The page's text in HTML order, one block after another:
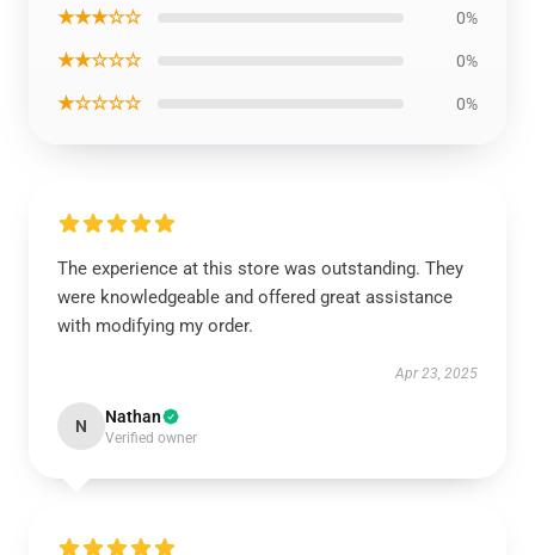
★★★☆☆ 0%
★★☆☆☆ 0%
★☆☆☆☆ 0%
The experience at this store was outstanding. They
were knowledgeable and offered great assistance
with modifying my order.
Apr 23, 2025
N Nathan
Verified owner